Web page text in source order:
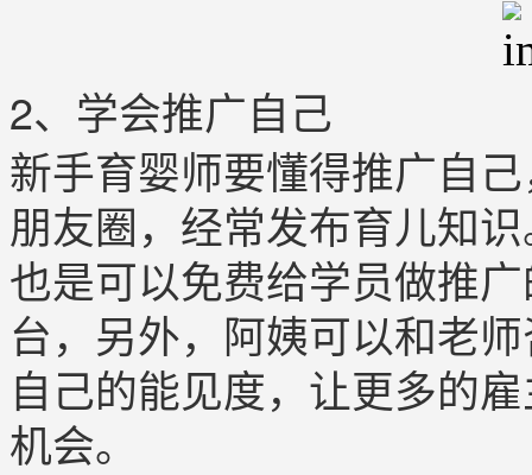
2、学会推广自己
新手育婴师要懂得推广自
朋友圈，经常发布育儿知
也是可以免费给学员做推
台，另外，阿姨可以和老
自己的能见度，让更多的
机会。